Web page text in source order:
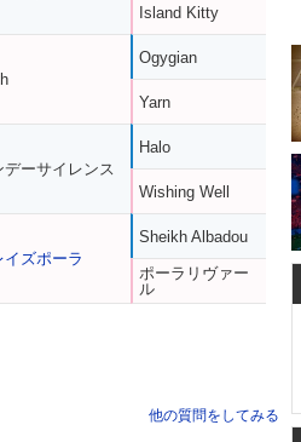
デーサイレンス
イズポーラ
Island Kitty
Ogygian
Yarn
Halo
Wishing Well
Sheikh Albadou
ポーラリヴァー
ル
他の質問をしてみる